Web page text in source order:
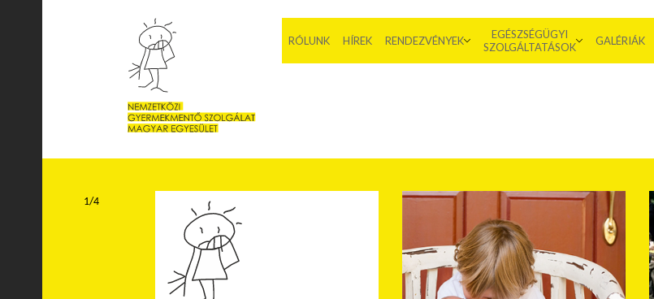
RÓLUNK HÍREK RENDEZVÉNYEK
EGÉSZSÉGÜGYI
SZOLGÁLTATÁSOK
GALÉRIÁK
1/4